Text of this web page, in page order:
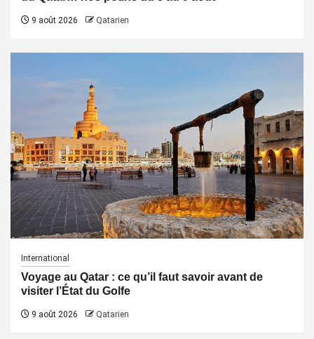
9 août 2026 Qatarien
International
Voyage au Qatar : ce qu’il faut savoir avant de
visiter l’État du Golfe
9 août 2026 Qatarien